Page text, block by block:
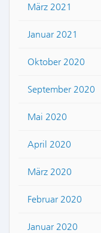
März 2021
Januar 2021
Oktober 2020
September 2020
Mai 2020
April 2020
März 2020
Februar 2020
Januar 2020